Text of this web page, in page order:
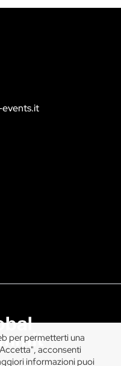
events.it
per permetterti una
acconsenti
informazioni puoi